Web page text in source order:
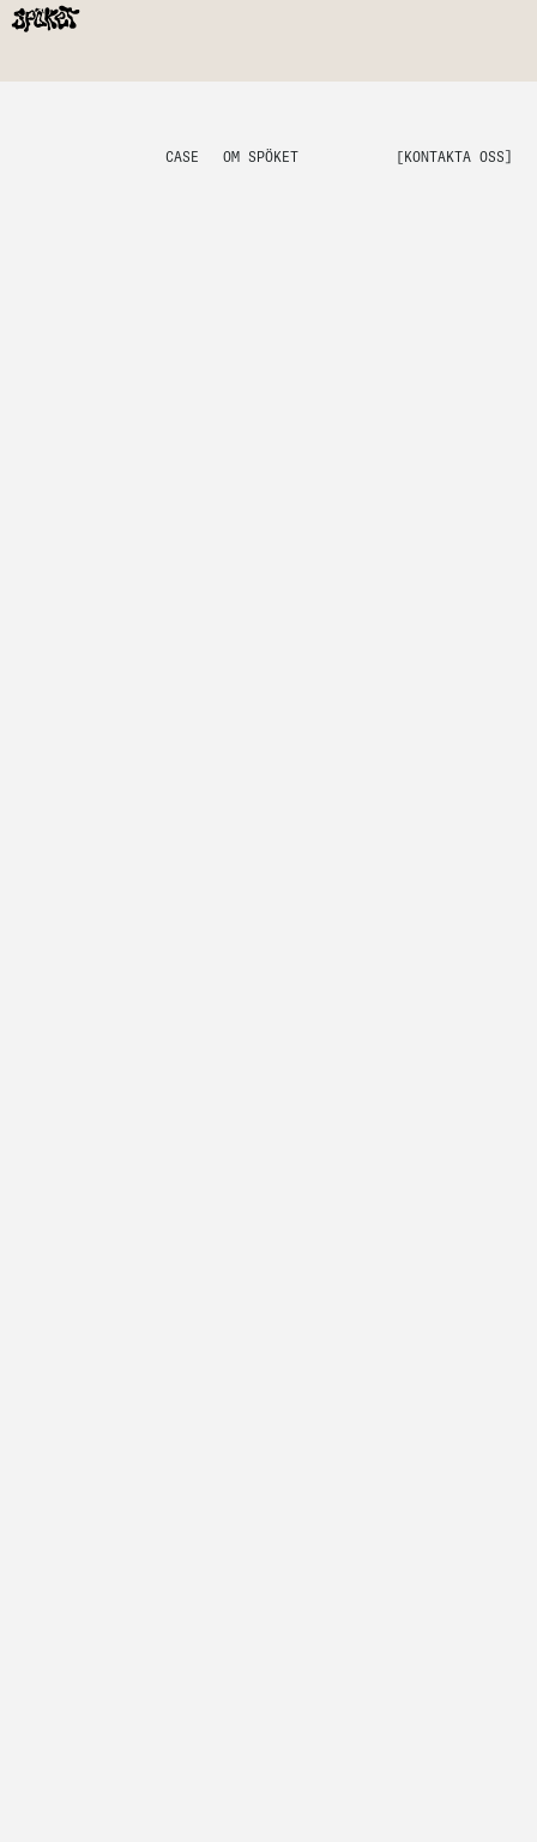
CASE OM SPÖKET [KONTAKTA OSS]